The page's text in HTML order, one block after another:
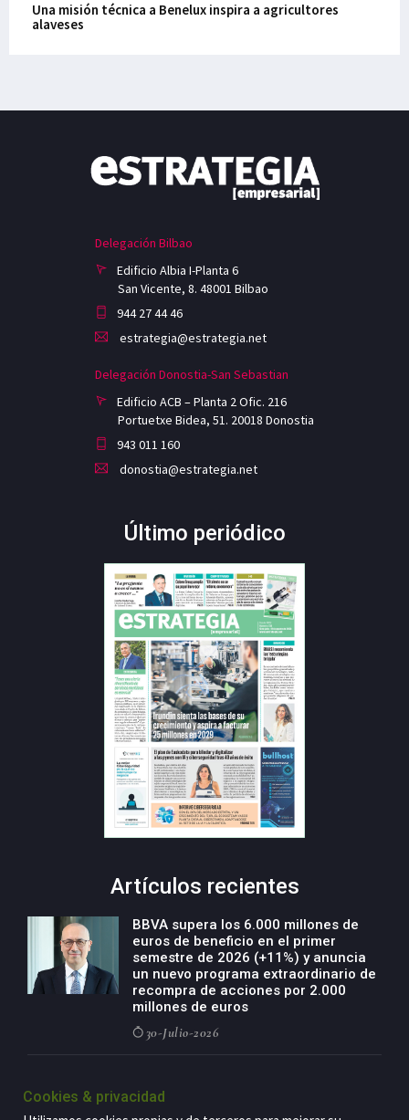
Una misión técnica a Benelux inspira a agricultores
alaveses
Delegación Bilbao
Edificio Albia I-Planta 6
San Vicente, 8. 48001 Bilbao
944 27 44 46
estrategia@estrategia.net
Delegación Donostia-San Sebastian
Edificio ACB – Planta 2 Ofic. 216
Portuetxe Bidea, 51. 20018 Donostia
943 011 160
donostia@estrategia.net
Último periódico
Artículos recientes
BBVA supera los 6.000 millones de
euros de beneficio en el primer
semestre de 2026 (+11%) y anuncia
un nuevo programa extraordinario de
recompra de acciones por 2.000
millones de euros
30-Julio-2026
negocio agro con un modelo global
Cookies & privacidad